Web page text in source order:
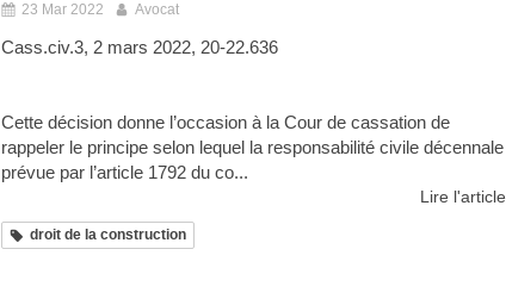
23 Mar 2022 Avocat
Cass.civ.3, 2 mars 2022, 20-22.636
Cette décision donne l’occasion à la Cour de cassation de
rappeler le principe selon lequel la responsabilité civile décennale
prévue par l’article 1792 du co...
Lire l'article
droit de la construction